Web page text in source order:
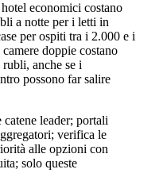
economici costano
a notte per i letti in
per ospiti tra i 2.000 e i
doppie costano
anche se i
possono far salire
leader; portali
verifica le
alle opzioni con
solo queste